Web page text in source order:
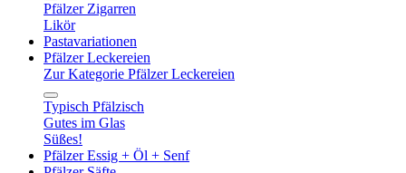
Pfälzer Zigarren
Likör
Pastavariationen
Pfälzer Leckereien
Zur Kategorie Pfälzer Leckereien
Typisch Pfälzisch
Gutes im Glas
Süßes!
Pfälzer Essig + Öl + Senf